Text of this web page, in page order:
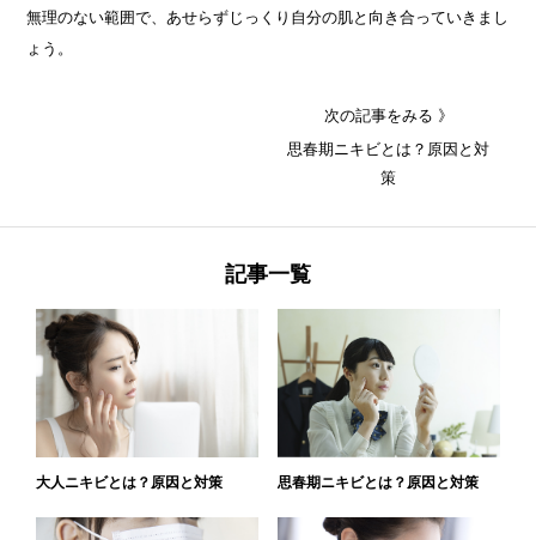
無理のない範囲で、あせらずじっくり自分の肌と向き合っていきまし
ょう。
次の記事をみる 》
思春期ニキビとは？原因と対
策
記事一覧
大人ニキビとは？原因と対策 思春期ニキビとは？原因と対策